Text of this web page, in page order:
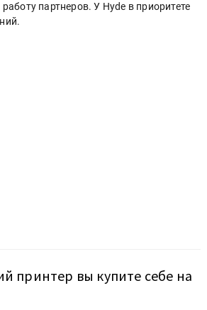
партнеров. У Hyde в приоритете
принтер вы купите себе на